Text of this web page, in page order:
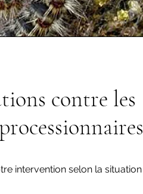
contre les
intervention selon la situation